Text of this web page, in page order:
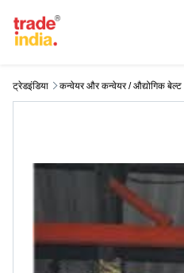
ट्रेडइंडिया कन्वेयर और कन्वेयर / औद्योगिक बेल्ट